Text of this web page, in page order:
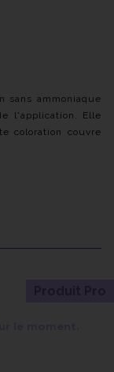
sans ammoniaque
l'application. Elle
coloration couvre
les activateurs